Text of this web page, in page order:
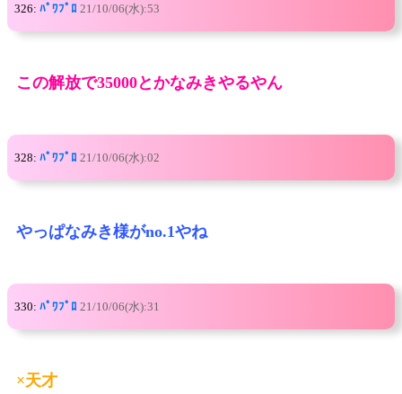
326: ﾊﾟﾜﾌﾟﾛ 21/10/06(水):53
この解放で35000とかなみきやるやん
328: ﾊﾟﾜﾌﾟﾛ 21/10/06(水):02
やっぱなみき様がno.1やね
330: ﾊﾟﾜﾌﾟﾛ 21/10/06(水):31
×天才